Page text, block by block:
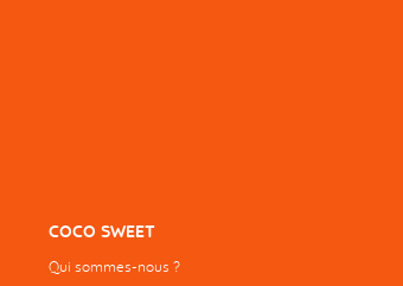
COCO SWEET
Qui sommes-nous ?